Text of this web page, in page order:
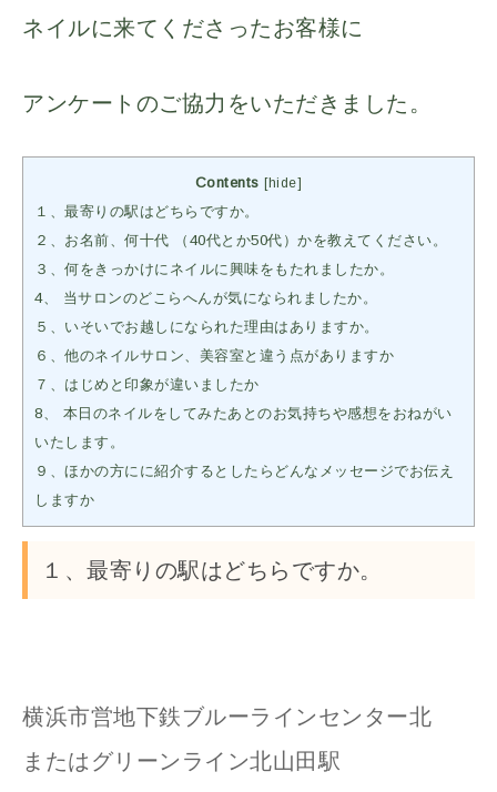
ネイルに来てくださったお客様に
アンケートのご協力をいただきました。
Contents [hide]
１、最寄りの駅はどちらですか。
２、お名前、何十代 （40代とか50代）かを教えてください。
３、何をきっかけにネイルに興味をもたれましたか。
4、 当サロンのどこらへんが気になられましたか。
５、いそいでお越しになられた理由はありますか。
６、他のネイルサロン、美容室と違う点がありますか
７、はじめと印象が違いましたか
8、 本日のネイルをしてみたあとのお気持ちや感想をおねがい
いたします。
９、ほかの方にに紹介するとしたらどんなメッセージでお伝え
しますか
１、最寄りの駅はどちらですか。
横浜市営地下鉄ブルーラインセンター北
またはグリーンライン北山田駅